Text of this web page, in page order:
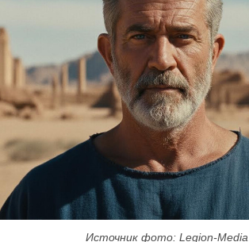
Источник фото: Legion-Media